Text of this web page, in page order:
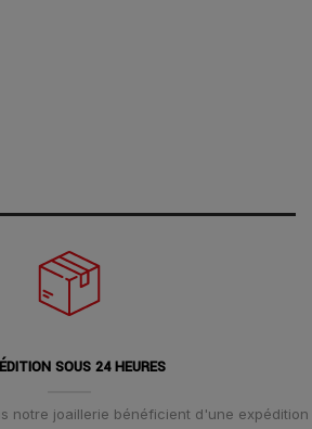
SOUS 24 HEURES
notre joaillerie bénéficient d'une expédition